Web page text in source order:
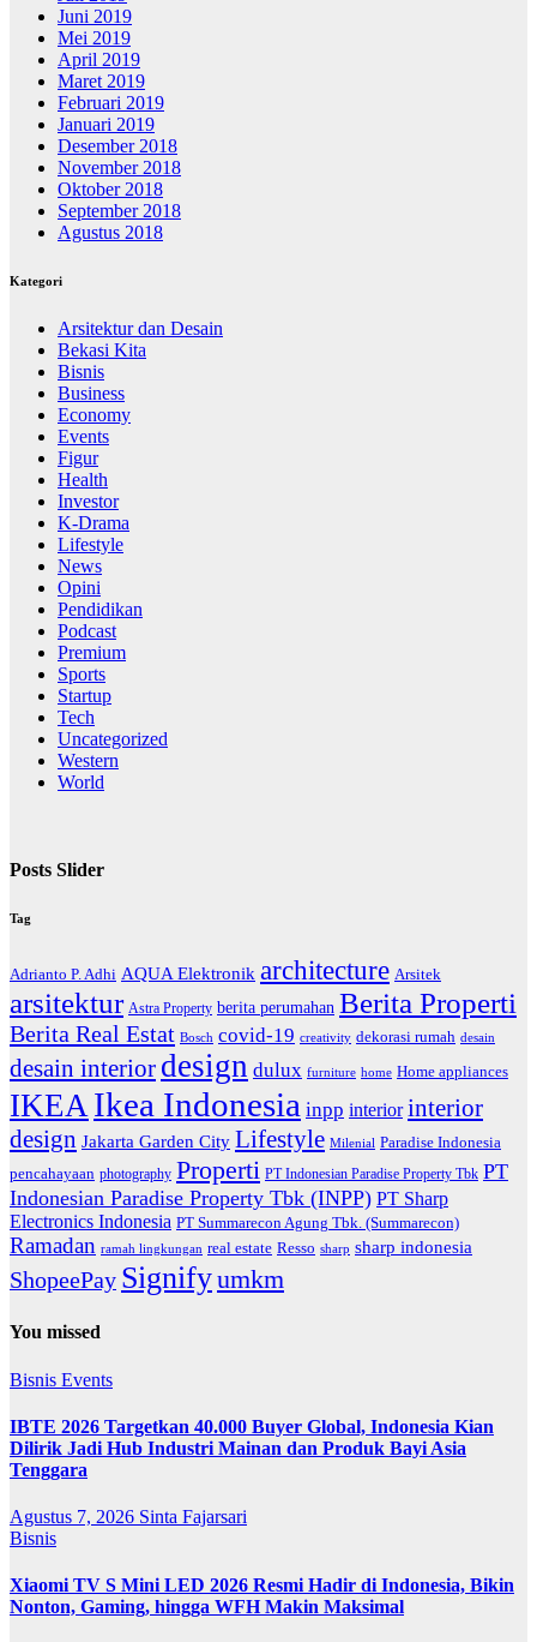
Juni 2019
Mei 2019
April 2019
Maret 2019
Februari 2019
Januari 2019
Desember 2018
November 2018
Oktober 2018
September 2018
Agustus 2018
Kategori
Arsitektur dan Desain
Bekasi Kita
Bisnis
Business
Economy
Events
Figur
Health
Investor
K-Drama
Lifestyle
News
Opini
Pendidikan
Podcast
Premium
Sports
Startup
Tech
Uncategorized
Western
World
Posts Slider
Tag
Adrianto P. Adhi AQUA Elektronik architecture Arsitek
arsitektur Astra Property berita perumahan Berita Properti
Berita Real Estat Bosch covid-19 creativity dekorasi rumah desain
desain interior design dulux furniture home Home appliances
IKEAIkea Indonesia inpp interior interior
design Jakarta Garden City Lifestyle Milenial Paradise Indonesia
pencahayaan photography Properti PT Indonesian Paradise Property Tbk PT
Indonesian Paradise Property Tbk (INPP) PT Sharp
Electronics Indonesia PT Summarecon Agung Tbk. (Summarecon)
Ramadan ramah lingkungan real estate Resso sharp sharp indonesia
ShopeePay Signifyumkm
You missed
Bisnis Events
IBTE 2026 Targetkan 40.000 Buyer Global, Indonesia Kian
Dilirik Jadi Hub Industri Mainan dan Produk Bayi Asia
Tenggara
Agustus 7, 2026 Sinta Fajarsari
Bisnis
Xiaomi TV S Mini LED 2026 Resmi Hadir di Indonesia, Bikin
Nonton, Gaming, hingga WFH Makin Maksimal